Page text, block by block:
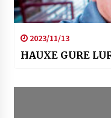
2023/11/13
HAUXE GURE